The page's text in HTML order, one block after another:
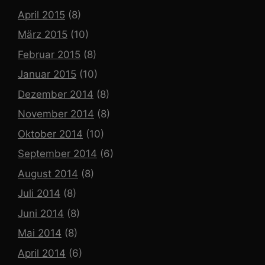
April 2015 (8)
März 2015 (10)
Februar 2015 (8)
Januar 2015 (10)
Dezember 2014 (8)
November 2014 (8)
Oktober 2014 (10)
September 2014 (6)
August 2014 (8)
Juli 2014 (8)
Juni 2014 (8)
Mai 2014 (8)
April 2014 (6)